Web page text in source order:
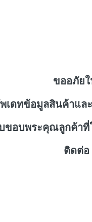
ขออภัย
เดทข้อมูลสินค้าแล
ขอบพระคุณลูกค้
ติดต่อ